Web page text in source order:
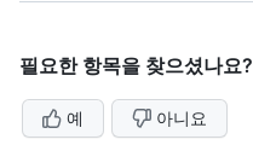
필요한 항목을 찾으셨나요?
예 아니요